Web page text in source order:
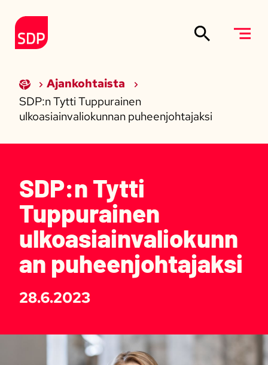
Etusivulle
Ajankohtaista
SDP:n Tytti Tuppurainen
ulkoasiainvaliokunnan puheenjohtajaksi
SDP:n Tytti
Tuppurainen
ulkoasiainvaliokunn
an puheenjohtajaksi
28.6.2023